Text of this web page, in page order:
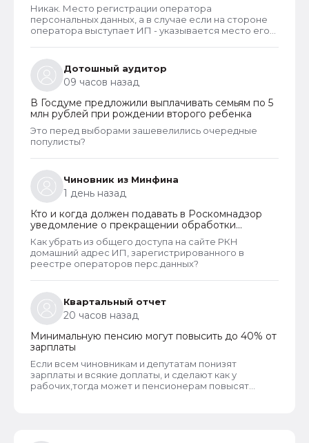
персональных данных
Никак. Место регистрации оператора
персональных данных, а в случае если на стороне
оператора выступает ИП - указывается место его
информация подлежит обязательному
размещению в реестре наряду со всеми прочими
сведениями. Делается это для того, чтобы у
субъектов ПД имелась возможность в случае
нарушения их прав обратиться непосредственно к
оператору для устранения нарушений.
Дотошный аудитор
09 часов назад
В Госдуме предложили выплачивать семьям по 5
млн рублей при рождении второго ребенка
Это перед выборами зашевелились очередные
популисты?
Чиновник из Минфина
1 день назад
Кто и когда должен подавать в Роскомнадзор
уведомление о прекращении обработки
персональных данных
Как убрать из общего доступа на сайте РКН
домашний адрес ИП, зарегистрированного в
реестре операторов перс.данных?
Квартальный отчет
20 часов назад
Минимальную пенсию могут повысить до 40% от
зарплаты
Если всем чиновникам и депутатам понизят
зарплаты и всякие доплаты, и сделают как у
рабочих,тогда может и пенсионерам повысят